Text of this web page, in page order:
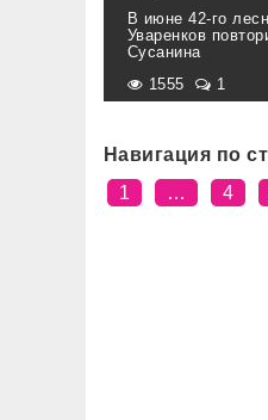
В июне 42-го
Уваренков
Сусанина
1555 1
Навигация по
1
… 4